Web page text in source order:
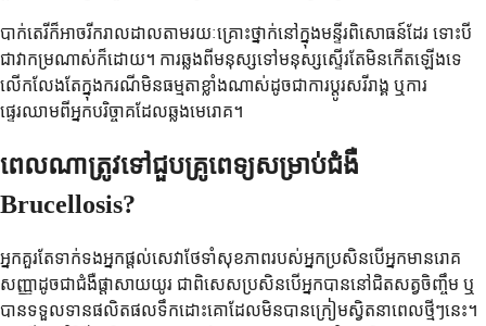
បាក់តេរីក៏អាចរីករាលដាលតាមរយៈគ្រោះថ្នាក់នៅក្នុងមន្ទីរពិសោធន៍ដែរ ទោះបី
ជាវាកម្រណាស់ក៏ដោយ។ ការឆ្លងពីមនុស្សទៅមនុស្សស្ទើរតែមិនកើតឡើងទេ
លើកលែងតែក្នុងករណីមិនធម្មតាខ្លាំងណាស់ដូចជាការប្តូរសរីរាង្គ ឬការ
ផ្ទេរឈាមពីអ្នកបរិច្ចាគដែលឆ្លងមេរោគ។
ពេលណាត្រូវទៅជួបគ្រូពេទ្យសម្រាប់ជំងឺ
Brucellosis?
អ្នកគួរតែទាក់ទងអ្នកផ្តល់សេវាថែទាំសុខភាពរបស់អ្នកប្រសិនបើអ្នកមានរោគ
សញ្ញាដូចជាជំងឺផ្តាសាយយូរ ជាពិសេសប្រសិនបើអ្នកបាននៅជិតសត្វចិញ្ចឹម ឬ
បានទទួលទានផលិតផលទឹកដោះគោដែលមិនបានក្រៀមស្វិតនាពេលថ្មីៗនេះ។